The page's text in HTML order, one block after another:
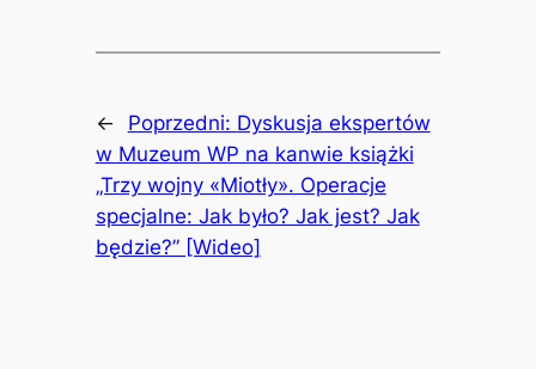
← Poprzedni: Dyskusja ekspertów
w Muzeum WP na kanwie książki
„Trzy wojny «Miotły». Operacje
specjalne: Jak było? Jak jest? Jak
będzie?” [Wideo]